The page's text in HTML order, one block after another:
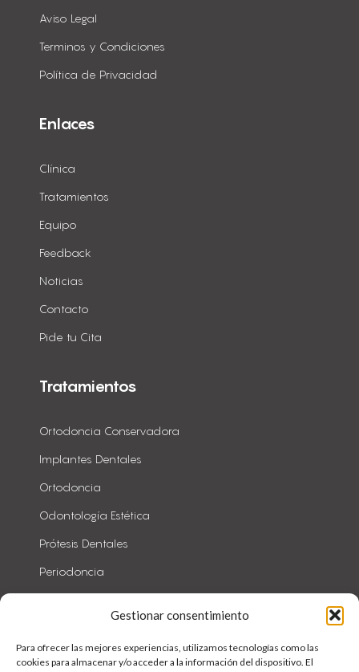
Gestionar consentimiento
Para ofrecer las mejores experiencias, utilizamos tecnologías como las
cookies para almacenar y/o acceder a la información del dispositivo. El
Aviso Legal
Terminos y Condiciones
Política de Privacidad
Enlaces
Clínica
Tratamientos
Equipo
Feedback
Noticias
Contacto
Pide tu Cita
Tratamientos
Ortodoncia Conservadora
Implantes Dentales
Ortodoncia
Odontología Estética
Prótesis Dentales
Periodoncia